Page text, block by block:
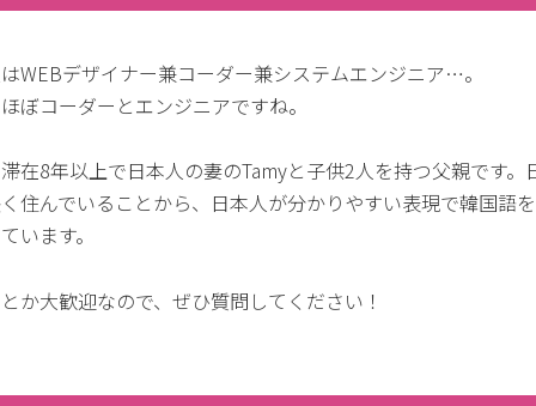
WEBデザイナー兼コーダー兼システムエンジニア…。
ぼコーダーとエンジニアですね。
在8年以上で日本人の妻のTamyと子供2人を持つ父親です。
住んでいることから、日本人が分かりやすい表現で韓国語
います。
か大歓迎なので、ぜひ質問してください！